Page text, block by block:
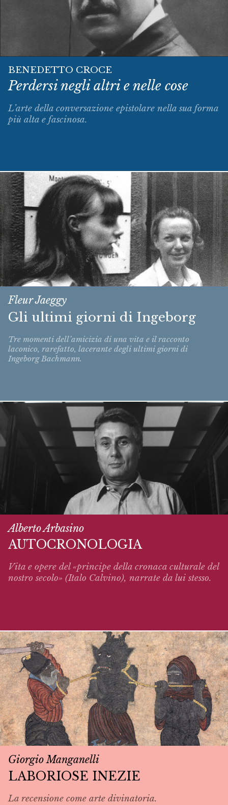
BENEDETTO CROCE
Perdersi negli altri e nelle cose
L’arte della conversazione epistolare nella sua forma
più alta e fascinosa.
Fleur Jaeggy
Gli ultimi giorni di Ingeborg
Tre momenti dell’amicizia di una vita e il racconto
laconico, rarefatto, lacerante degli ultimi giorni di
Ingeborg Bachmann.
Alberto Arbasino
AUTOCRONOLOGIA
Vita e opere del «principe della cronaca culturale del
nostro secolo» (Italo Calvino), narrate da lui stesso.
Giorgio Manganelli
LABORIOSE INEZIE
La recensione come arte divinatoria.